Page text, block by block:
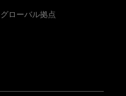
グローバル拠点